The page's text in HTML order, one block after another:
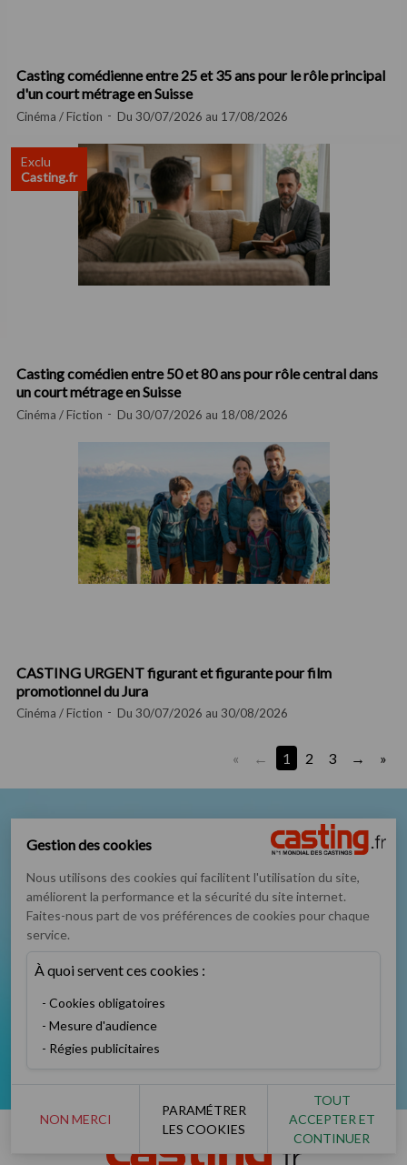
Casting comédienne entre 25 et 35 ans pour le rôle principal
d'un court métrage en Suisse
Cinéma / Fiction Du 30/07/2026 au 17/08/2026
Exclu
Casting.fr
Casting comédien entre 50 et 80 ans pour rôle central dans
un court métrage en Suisse
Cinéma / Fiction Du 30/07/2026 au 18/08/2026
CASTING URGENT figurant et figurante pour film
promotionnel du Jura
Cinéma / Fiction Du 30/07/2026 au 30/08/2026
« 1 2 3 »
Nous suivre sur
Podcast Instagram
Gestion des cookies
Nous utilisons des cookies qui facilitent l'utilisation du site,
améliorent la performance et la sécurité du site internet.
Faites-nous part de vos préférences de cookies pour chaque
service.
À quoi servent ces cookies :
Cookies obligatoires
Mesure d'audience
Régies publicitaires
NON MERCI
PARAMÉTRER
LES COOKIES
TOUT
ACCEPTER ET
CONTINUER